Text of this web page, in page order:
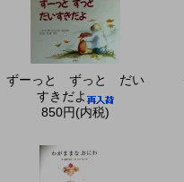
ずーっと ずっと だい
すきだよ
850円(内税)